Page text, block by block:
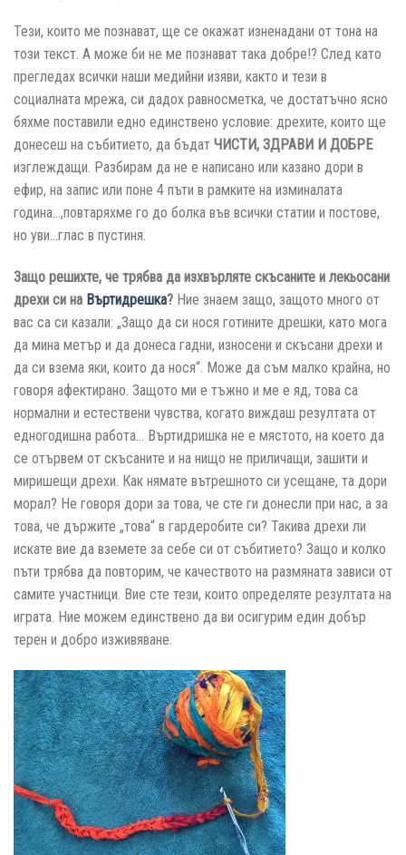
Тези, които ме познават, ще се окажат изненадани от тона на
този текст. А може би не ме познават така добре!? След като
прегледах всички наши медийни изяви, както и тези в
социалната мрежа, си дадох равносметка, че достатъчно ясно
бяхме поставили едно единствено условие: дрехите, които ще
донесеш на събитието, да бъдат ЧИСТИ, ЗДРАВИ И ДОБРЕ
изглеждащи. Разбирам да не е написано или казано дори в
ефир, на запис или поне 4 пъти в рамките на изминалата
година…,повтаряхме го до болка във всички статии и постове,
но уви…глас в пустиня.
Защо решихте, че трябва да изхвърляте скъсаните и лекьосани
дрехи си на Въртидрешка? Ние знаем защо, защото много от
вас са си казали: „Защо да си нося готините дрешки, като мога
да мина метър и да донеса гадни, износени и скъсани дрехи и
да си взема яки, които да нося“. Може да съм малко крайна, но
говоря афектирано. Защото ми е тъжно и ме е яд, това са
нормални и естествени чувства, когато виждаш резултата от
едногодишна работа… Въртидришка не е мястото, на което да
се отървем от скъсаните и на нищо не приличащи, зашити и
миришещи дрехи. Как нямате вътрешното си усещане, та дори
морал? Не говоря дори за това, че сте ги донесли при нас, а за
това, че държите „това“ в гардеробите си? Такива дрехи ли
искате вие да вземете за себе си от събитието? Защо и колко
пъти трябва да повторим, че качеството на размяната зависи от
самите участници. Вие сте тези, които определяте резултата на
играта. Ние можем единствено да ви осигурим един добър
терен и добро изживяване.